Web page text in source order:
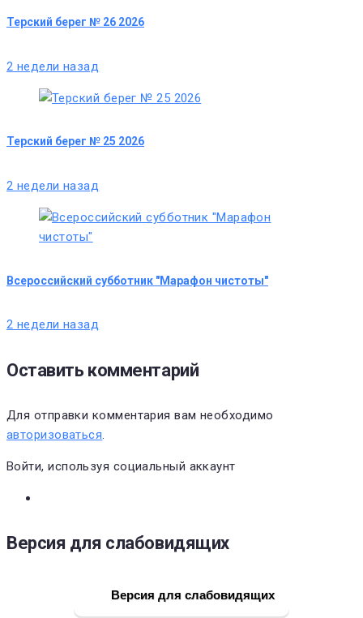
Терский берег № 26 2026
2 недели назад
Терский берег № 25 2026
2 недели назад
Всероссийский субботник "Марафон чистоты"
2 недели назад
Оставить комментарий
Для отправки комментария вам необходимо
авторизоваться.
Войти, используя социальный аккаунт
Версия для слабовидящих
Версия для слабовидящих